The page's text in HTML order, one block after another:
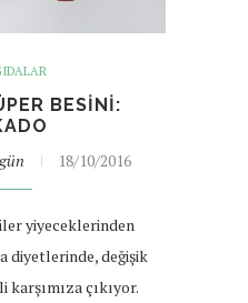
BESINI:
18/10/2016
yiyeceklerinden
diyetlerinde, değişik
çıkıyor.